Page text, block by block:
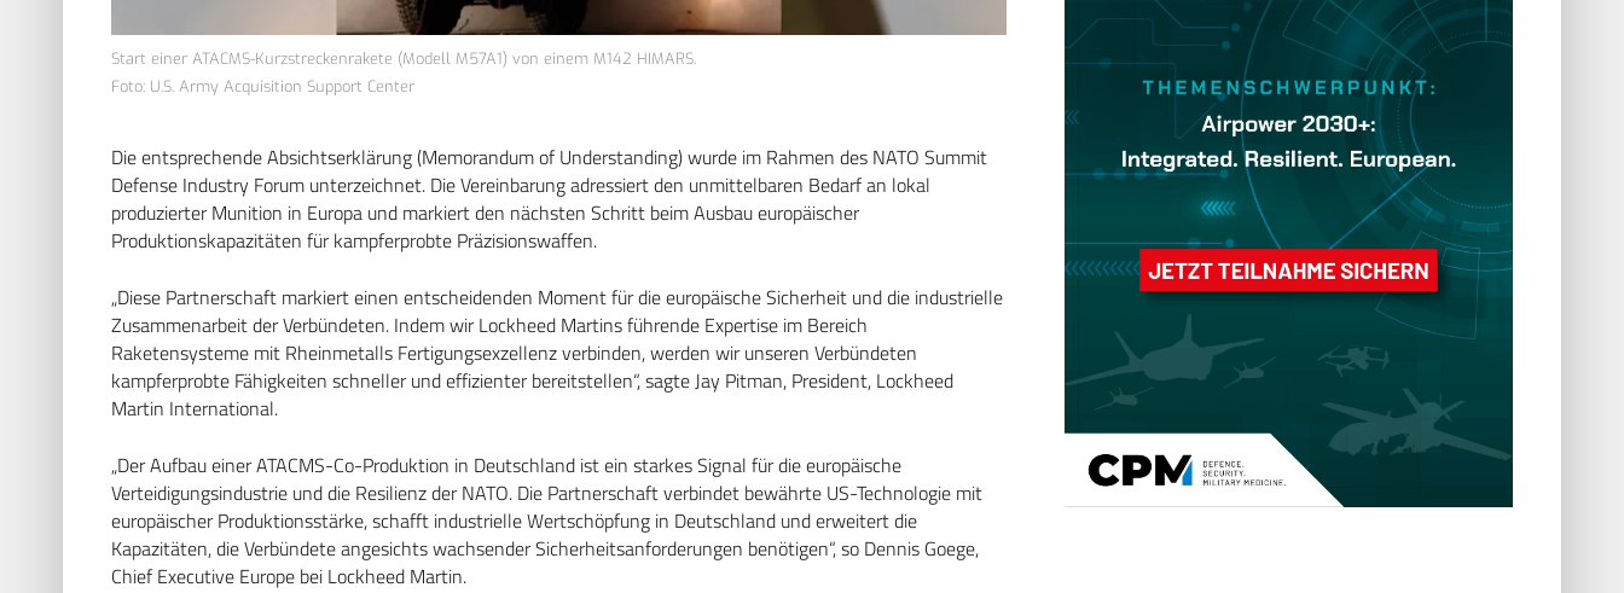
Start einer ATACMS-Kurzstreckenrakete (Modell M57A1) von einem M142 HIMARS.
Foto: U.S. Army Acquisition Support Center
Die entsprechende Absichtserklärung (Memorandum of Understanding) wurde im Rahmen des NATO Summit
Defense Industry Forum unterzeichnet. Die Vereinbarung adressiert den unmittelbaren Bedarf an lokal
produzierter Munition in Europa und markiert den nächsten Schritt beim Ausbau europäischer
Produktionskapazitäten für kampferprobte Präzisionswaffen.
„Diese Partnerschaft markiert einen entscheidenden Moment für die europäische Sicherheit und die industrielle
Zusammenarbeit der Verbündeten. Indem wir Lockheed Martins führende Expertise im Bereich
Raketensysteme mit Rheinmetalls Fertigungsexzellenz verbinden, werden wir unseren Verbündeten
kampferprobte Fähigkeiten schneller und effizienter bereitstellen“, sagte Jay Pitman, President, Lockheed
Martin International.
„Der Aufbau einer ATACMS-Co-Produktion in Deutschland ist ein starkes Signal für die europäische
Verteidigungsindustrie und die Resilienz der NATO. Die Partnerschaft verbindet bewährte US-Technologie mit
europäischer Produktionsstärke, schafft industrielle Wertschöpfung in Deutschland und erweitert die
Kapazitäten, die Verbündete angesichts wachsender Sicherheitsanforderungen benötigen“, so Dennis Goege,
Chief Executive Europe bei Lockheed Martin.